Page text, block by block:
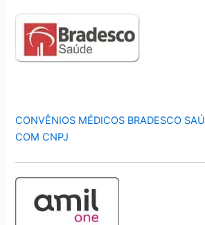
CONVÊNIOS MÉDICOS BRADESCO
COM CNPJ